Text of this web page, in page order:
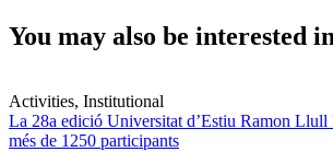
You may also be interested in
Activities, Institutional
La 28a edició Universitat d’Estiu Ramon Llull
més de 1250 participants